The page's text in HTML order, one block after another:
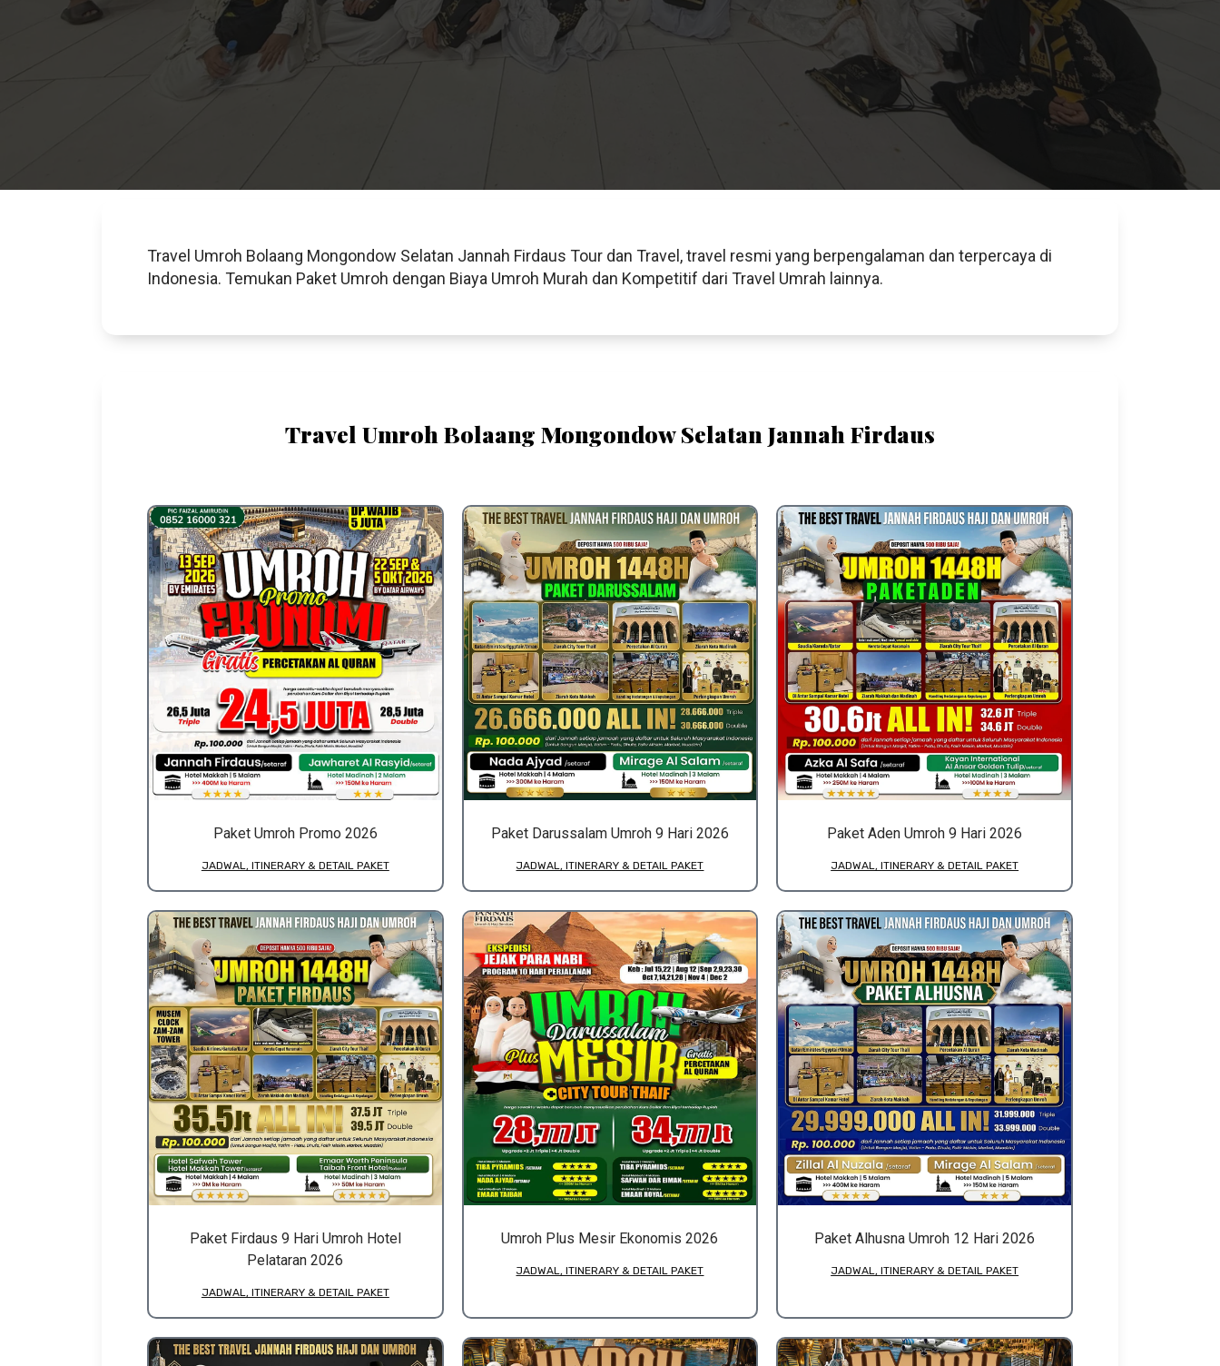
Travel Umroh Bolaang Mongondow Selatan Jannah Firdaus Tour dan Travel, travel resmi yang berpengalaman dan terpercaya di
Indonesia. Temukan Paket Umroh dengan Biaya Umroh Murah dan Kompetitif dari Travel Umrah lainnya.
Travel Umroh Bolaang Mongondow Selatan Jannah Firdaus
Paket Umroh Promo 2026
JADWAL, ITINERARY & DETAIL PAKET
Paket Darussalam Umroh 9 Hari 2026
JADWAL, ITINERARY & DETAIL PAKET
Paket Aden Umroh 9 Hari 2026
JADWAL, ITINERARY & DETAIL PAKET
Paket Firdaus 9 Hari Umroh Hotel
Pelataran 2026
JADWAL, ITINERARY & DETAIL PAKET
Umroh Plus Mesir Ekonomis 2026
JADWAL, ITINERARY & DETAIL PAKET
Paket Alhusna Umroh 12 Hari 2026
JADWAL, ITINERARY & DETAIL PAKET